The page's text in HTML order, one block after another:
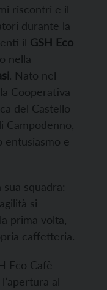
riscontri e il
durante la
il GSH Eco
nella
. Nato nel
Cooperativa
del Castello
Campodenno,
e
sua squadra:
si
prima volta,
caffetteria.
Eco Cafè
al